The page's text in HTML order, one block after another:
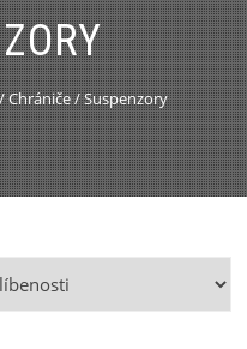
Chrániče/ Suspenzory